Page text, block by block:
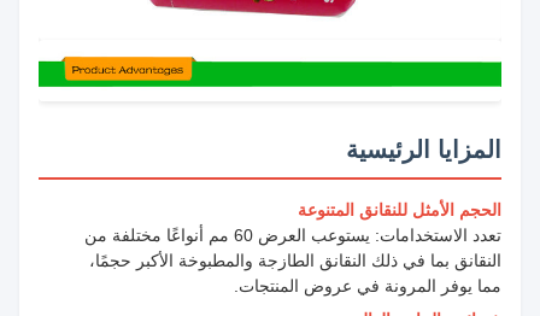
المزايا الرئيسية
الحجم الأمثل للنقانق المتنوعة
تعدد الاستخدامات: يستوعب العرض 60 مم أنواعًا مختلفة من
النقانق بما في ذلك النقانق الطازجة والمطبوخة الأكبر حجمًا،
مما يوفر المرونة في عروض المنتجات.